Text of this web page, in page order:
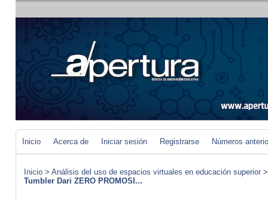
Inicio Acerca de Iniciar sesión Registrarse Números
Inicio > Análisis del uso de espacios virtuales en educación superior
Tumbler Dari ZERO PROMOSI...